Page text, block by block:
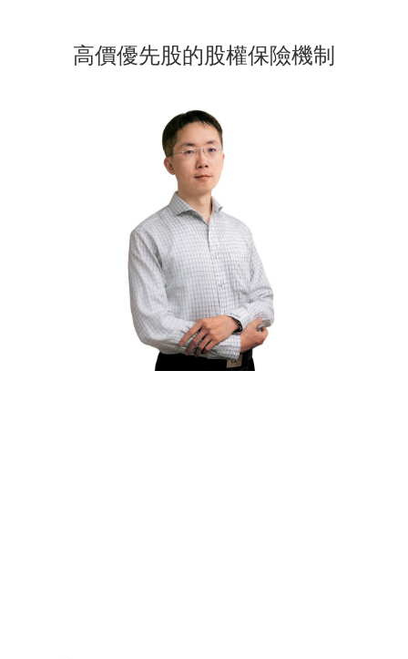
高價優先股的股權保險機制